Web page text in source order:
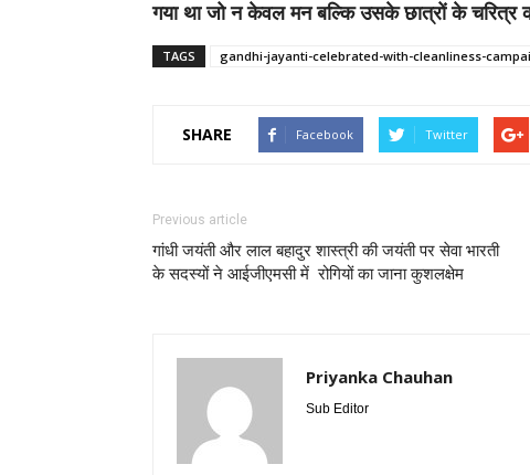
गया था जो न केवल मन बल्कि उसके छात्रों के चरित्र
TAGS gandhi-jayanti-celebrated-with-cleanliness-
SHARE Facebook Twitter
Previous article
गांधी जयंती और लाल बहादुर शास्त्री की जयंती पर सेवा भारती
के सदस्यों ने आईजीएमसी में रोगियों का जाना कुशलक्षेम
Priyanka Chauhan
Sub Editor